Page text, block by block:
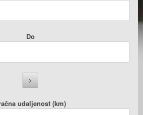
Do
udaljenost (km)